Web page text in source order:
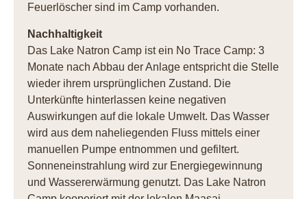
Feuerlöscher sind im Camp vorhanden.
Nachhaltigkeit
Das Lake Natron Camp ist ein No Trace Camp: 3
Monate nach Abbau der Anlage entspricht die Stelle
wieder ihrem ursprünglichen Zustand. Die
Unterkünfte hinterlassen keine negativen
Auswirkungen auf die lokale Umwelt. Das Wasser
wird aus dem naheliegenden Fluss mittels einer
manuellen Pumpe entnommen und gefiltert.
Sonneneinstrahlung wird zur Energiegewinnung
und Wassererwärmung genutzt. Das Lake Natron